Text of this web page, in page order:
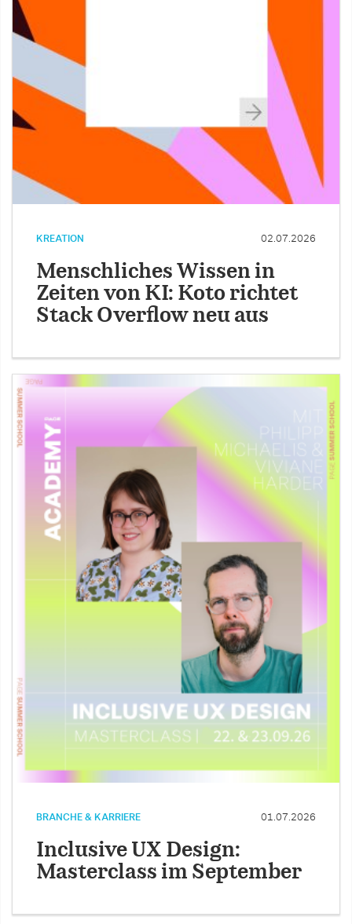
KREATION 02.07.2026
Menschliches Wissen in
Zeiten von KI: Koto richtet
Stack Overflow neu aus
BRANCHE & KARRIERE 01.07.2026
Inclusive UX Design:
Masterclass im September